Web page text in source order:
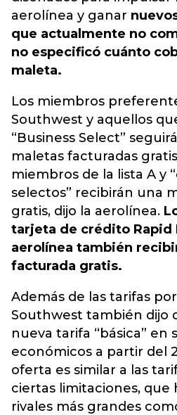
aerolínea y ganar
que actualmente no
no especificó cuánto
maleta.
Los miembros
Southwest y aquellos
“Business Select”
maletas facturadas
miembros de la lista A y
selectos” recibirán una
gratis, dijo la aerolínea.
tarjeta de crédito Rapid
aerolínea también
facturada gratis.
Además de las tarifas
Southwest también dijo
nueva tarifa “básica” en
económicos a partir del
oferta es similar a las
ciertas limitaciones, que
rivales más grandes